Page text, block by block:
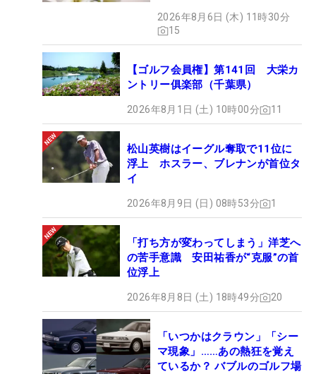
2026年8月6日 (木) 11時30分
15
【ゴルフ会員権】第141回 大栄カ
ントリー俱楽部（千葉県）
2026年8月1日 (土) 10時00分 11
松山英樹はイーグル奪取で11位に
浮上 ホスラー、ブレナンが首位タ
イ
2026年8月9日 (日) 08時53分 1
「打ち方が変わってしまう」洋芝へ
の苦手意識 安田祐香が“克服”の首
位浮上
2026年8月8日 (土) 18時49分 20
「いつかはクラウン」「シー
マ現象」……あの熱狂を覚え
ているか？ バブルのゴルフ場